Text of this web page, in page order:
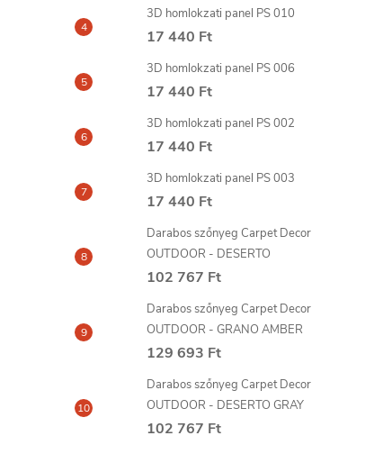
3D homlokzati panel PS 010
17 440 Ft
3D homlokzati panel PS 006
17 440 Ft
3D homlokzati panel PS 002
17 440 Ft
3D homlokzati panel PS 003
17 440 Ft
Darabos szőnyeg Carpet Decor
OUTDOOR - DESERTO
102 767 Ft
Darabos szőnyeg Carpet Decor
OUTDOOR - GRANO AMBER
129 693 Ft
Darabos szőnyeg Carpet Decor
OUTDOOR - DESERTO GRAY
102 767 Ft